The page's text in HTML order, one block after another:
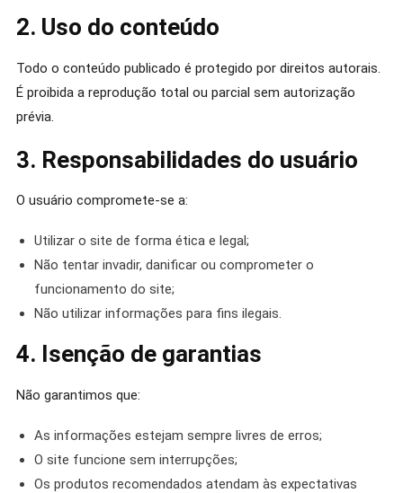
2. Uso do conteúdo
Todo o conteúdo publicado é protegido por direitos autorais.
É proibida a reprodução total ou parcial sem autorização
prévia.
3. Responsabilidades do usuário
O usuário compromete-se a:
Utilizar o site de forma ética e legal;
Não tentar invadir, danificar ou comprometer o
funcionamento do site;
Não utilizar informações para fins ilegais.
4. Isenção de garantias
Não garantimos que:
As informações estejam sempre livres de erros;
O site funcione sem interrupções;
Os produtos recomendados atendam às expectativas